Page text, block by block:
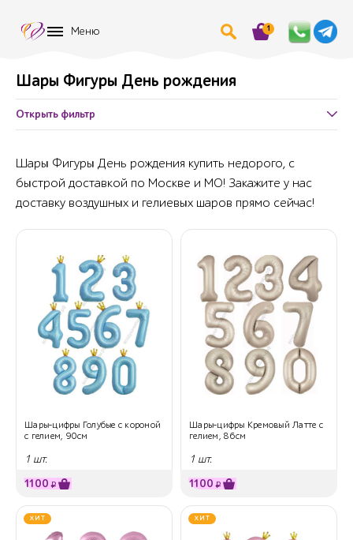
Меню 1
Шары Фигуры День рождения
Открыть фильтр
Шары Фигуры День рождения купить недорого, с
быстрой доставкой по Москве и МО! Закажите у нас
доставку воздушных и гелиевых шаров прямо сейчас!
Шары-цифры Голубые с короной
с гелием, 90см
1 шт.
1100 ₽
Шары-цифры Кремовый Латте с
гелием, 86см
1 шт.
1100 ₽
ХИТ ХИТ